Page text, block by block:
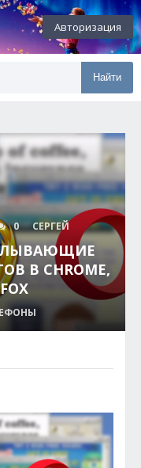
Авторизация
Найти
0 СЕРГЕЙ
В CHROME,